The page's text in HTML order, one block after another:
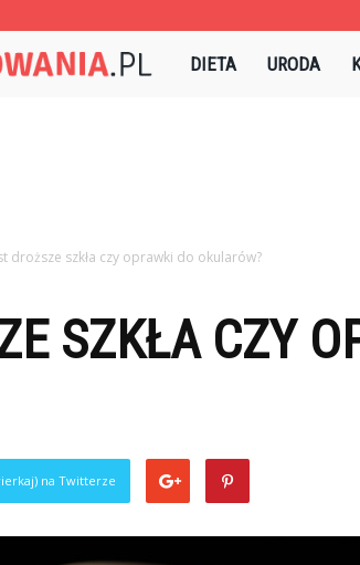
Sztukapielegnowania.pl
DIETA URODA
droższe szkła czy oprawki do okularów?
SZKŁA CZY
na Twitterze